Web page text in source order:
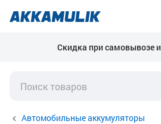
Скидка при самовывозе
Автомобильные аккумуляторы